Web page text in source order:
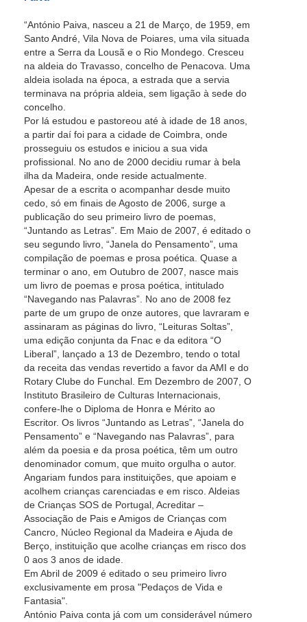
“António Paiva, nasceu a 21 de Março, de 1959, em
Santo André, Vila Nova de Poiares, uma vila situada
entre a Serra da Lousã e o Rio Mondego. Cresceu
na aldeia do Travasso, concelho de Penacova. Uma
aldeia isolada na época, a estrada que a servia
terminava na própria aldeia, sem ligação à sede do
concelho.
Por lá estudou e pastoreou até à idade de 18 anos,
a partir daí foi para a cidade de Coimbra, onde
prosseguiu os estudos e iniciou a sua vida
profissional. No ano de 2000 decidiu rumar à bela
ilha da Madeira, onde reside actualmente.
Apesar de a escrita o acompanhar desde muito
cedo, só em finais de Agosto de 2006, surge a
publicação do seu primeiro livro de poemas,
“Juntando as Letras”. Em Maio de 2007, é editado o
seu segundo livro, “Janela do Pensamento”, uma
compilação de poemas e prosa poética. Quase a
terminar o ano, em Outubro de 2007, nasce mais
um livro de poemas e prosa poética, intitulado
“Navegando nas Palavras”. No ano de 2008 fez
parte de um grupo de onze autores, que lavraram e
assinaram as páginas do livro, “Leituras Soltas”,
uma edição conjunta da Fnac e da editora “O
Liberal”, lançado a 13 de Dezembro, tendo o total
da receita das vendas revertido a favor da AMI e do
Rotary Clube do Funchal. Em Dezembro de 2007, O
Instituto Brasileiro de Culturas Internacionais,
confere-lhe o Diploma de Honra e Mérito ao
Escritor. Os livros “Juntando as Letras”, “Janela do
Pensamento” e “Navegando nas Palavras”, para
além da poesia e da prosa poética, têm um outro
denominador comum, que muito orgulha o autor.
Angariam fundos para instituições, que apoiam e
acolhem crianças carenciadas e em risco. Aldeias
de Crianças SOS de Portugal, Acreditar –
Associação de Pais e Amigos de Crianças com
Cancro, Núcleo Regional da Madeira e Ajuda de
Berço, instituição que acolhe crianças em risco dos
0 aos 3 anos de idade.
Em Abril de 2009 é editado o seu primeiro livro
exclusivamente em prosa "Pedaços de Vida e
Fantasia".
António Paiva conta já com um considerável número